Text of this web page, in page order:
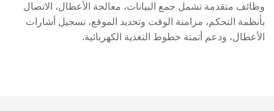
وظائف متقدمة تشمل جمع البيانات، معالجة الأعطال، الاتصال
بأنظمة التحكم، مزامنة الوقت وتحديد الموقع، تسجيل أشارات
الأعطال، ودعم أتمتة خطوط التغذية الكهربائية.